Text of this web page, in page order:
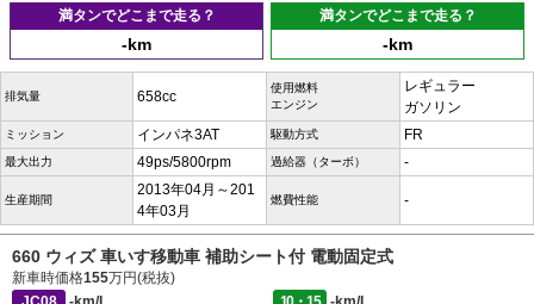
満タンでどこまで走る？
-km
満タンでどこまで走る？
-km
排気量 658cc
使用燃料
エンジン
レギュラー
ガソリン
ミッション インパネ3AT 駆動方式 FR
最大出力 49ps/5800rpm 過給器（ターボ） -
生産期間
2013年04月～201
4年03月
燃費性能 -
660 ウィズ 車いす移動車 補助シート付 電動固定式
新車時価格155万円(税抜)